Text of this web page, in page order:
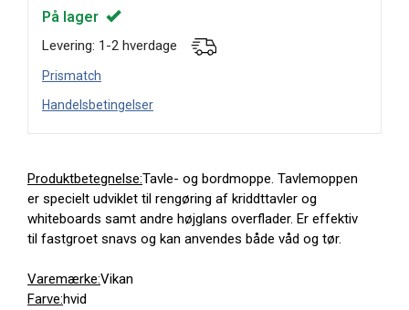
På lager
Levering: 1-2 hverdage
Prismatch
Handelsbetingelser
Produktbetegnelse:Tavle- og bordmoppe. Tavlemoppen
er specielt udviklet til rengøring af kriddttavler og
whiteboards samt andre højglans overflader. Er effektiv
til fastgroet snavs og kan anvendes både våd og tør.
Varemærke:Vikan
Farve:hvid